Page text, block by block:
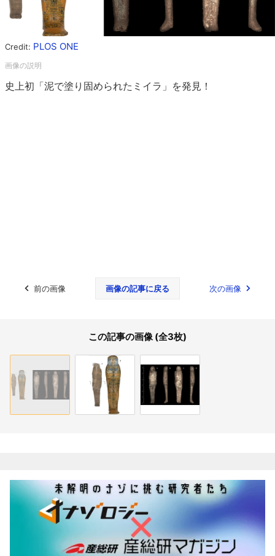
Credit: PLOS ONE
史上初「泥で塗り固められたミイラ」を発見！
前の画像 画像の記事に戻る 次の画像
この記事の画像 (全3枚)